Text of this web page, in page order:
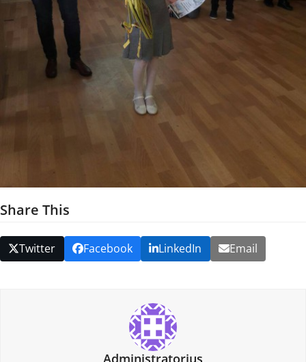
Share This
Twitter Facebook LinkedIn Email
Administratorius